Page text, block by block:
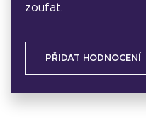
zoufat.
PŘIDAT HODNOCENÍ